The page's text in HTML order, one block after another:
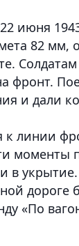
июня
82 мм,
фронт.
и дали
к линии
моменты
в
дороге
«По